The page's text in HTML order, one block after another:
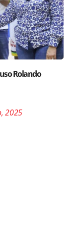
de Cultura sobre
mayo, 2025